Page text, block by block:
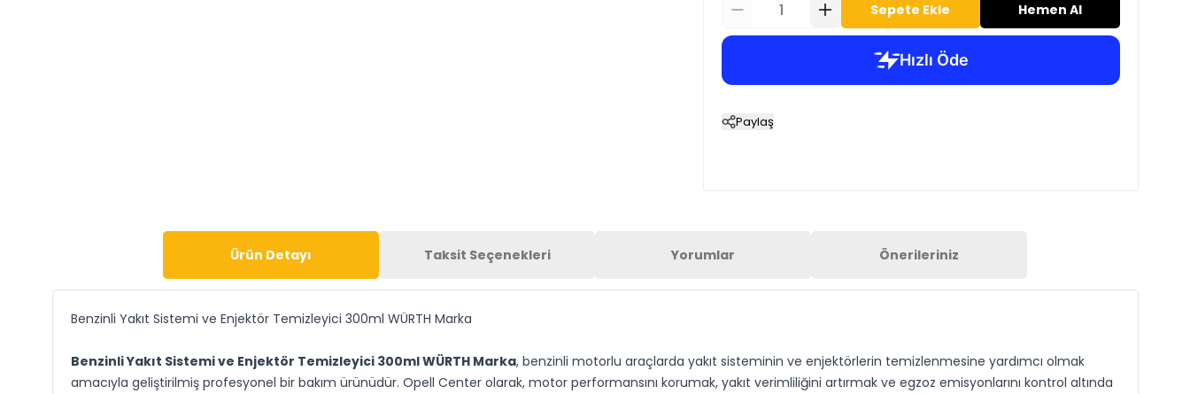
Sepete Ekle Hemen Al
Paylaş
Ürün Detayı Taksit Seçenekleri Yorumlar Önerileriniz
Benzinli Yakıt Sistemi ve Enjektör Temizleyici 300ml WÜRTH Marka
Benzinli Yakıt Sistemi ve Enjektör Temizleyici 300ml WÜRTH Marka, benzinli motorlu araçlarda yakıt sisteminin ve enjektörlerin temizlenmesine yardımcı olmak
amacıyla geliştirilmiş profesyonel bir bakım ürünüdür. Opell Center olarak, motor performansını korumak, yakıt verimliliğini artırmak ve egzoz emisyonlarını kontrol altında